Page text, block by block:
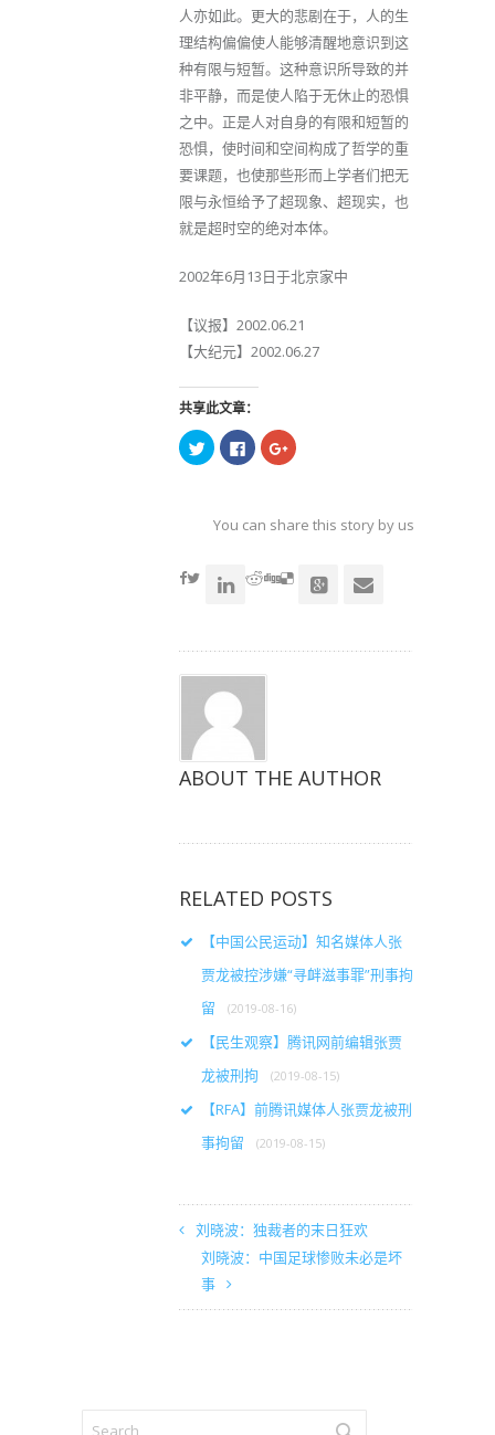
人亦如此。更大的悲剧在于，人的生
理结构偏偏使人能够清醒地意识到这
种有限与短暂。这种意识所导致的并
非平静，而是使人陷于无休止的恐惧
之中。正是人对自身的有限和短暂的
恐惧，使时间和空间构成了哲学的重
要课题，也使那些形而上学者们把无
限与永恒给予了超现象、超现实，也
就是超时空的绝对本体。
2002年6月13日于北京家中
【议报】2002.06.21
【大纪元】2002.06.27
共享此文章：
点
击
共
享
窗
口
点
击
共
享
窗
口
点
击
共
享
窗
口
You can share this story by using your
ABOUT THE AUTHOR
RELATED POSTS
【中国公民运动】知名媒体人张
贾龙被控涉嫌“寻衅滋事罪”刑事拘
留
(2019-08-16)
【民生观察】腾讯网前编辑张贾
龙被刑拘
(2019-08-15)
【RFA】前腾讯媒体人张贾龙被刑
事拘留
(2019-08-15)
刘晓波：独裁者的末日狂欢
刘晓波：中国足球惨败未必是坏
事